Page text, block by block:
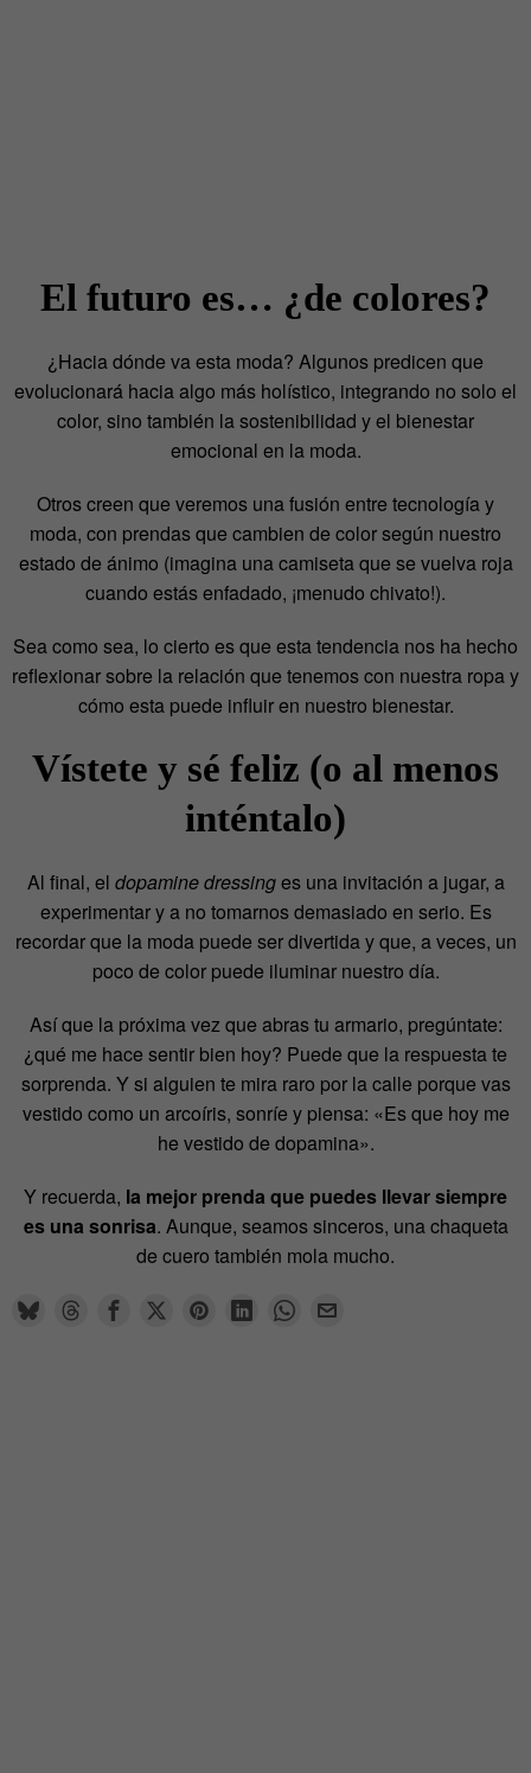
El futuro es… ¿de colores?
¿Hacia dónde va esta moda? Algunos predicen que
evolucionará hacia algo más holístico, integrando no solo el
color, sino también la sostenibilidad y el bienestar
emocional en la moda.
Otros creen que veremos una fusión entre tecnología y
moda, con prendas que cambien de color según nuestro
estado de ánimo (imagina una camiseta que se vuelva roja
cuando estás enfadado, ¡menudo chivato!).
Sea como sea, lo cierto es que esta tendencia nos ha hecho
reflexionar sobre la relación que tenemos con nuestra ropa y
cómo esta puede influir en nuestro bienestar.
Vístete y sé feliz (o al menos
inténtalo)
Al final, el dopamine dressinges una invitación a jugar, a
experimentar y a no tomarnos demasiado en serio. Es
recordar que la moda puede ser divertida y que, a veces, un
poco de color puede iluminar nuestro día.
Así que la próxima vez que abras tu armario, pregúntate:
¿qué me hace sentir bien hoy? Puede que la respuesta te
sorprenda. Y si alguien te mira raro por la calle porque vas
vestido como un arcoíris, sonríe y piensa: «Es que hoy me
he vestido de dopamina».
Y recuerda, la mejor prenda que puedes llevar siempre
es una sonrisa. Aunque, seamos sinceros, una chaqueta
de cuero también mola mucho.